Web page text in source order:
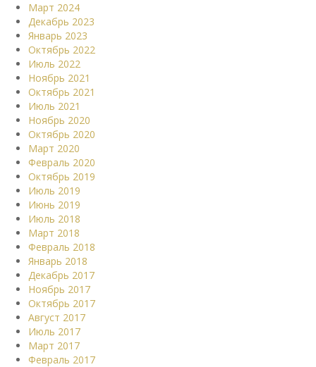
Март 2024
Декабрь 2023
Январь 2023
Октябрь 2022
Июль 2022
Ноябрь 2021
Октябрь 2021
Июль 2021
Ноябрь 2020
Октябрь 2020
Март 2020
Февраль 2020
Октябрь 2019
Июль 2019
Июнь 2019
Июль 2018
Март 2018
Февраль 2018
Январь 2018
Декабрь 2017
Ноябрь 2017
Октябрь 2017
Август 2017
Июль 2017
Март 2017
Февраль 2017